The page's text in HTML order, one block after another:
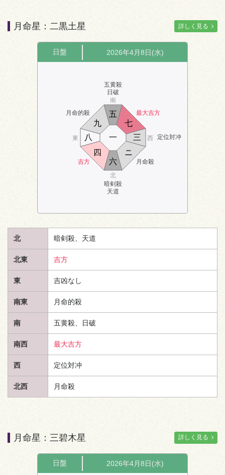
月命星：二黒土星 詳しく見る
日盤 2026年4月8日(水)
月命的殺
五黄殺
日破
最大吉方
定位対冲
吉方
暗剣殺
天道
月命殺
南
北
東 西
六
七
八
九
一
ニ
三
四
五
北 暗剣殺、 天道
北東 吉方
東 吉凶なし
南東 月命的殺
南 五黄殺、日破
南西 最大吉方
西 定位対冲
北西 月命殺
月命星：三碧木星 詳しく見る
日盤 2026年4月8日(水)